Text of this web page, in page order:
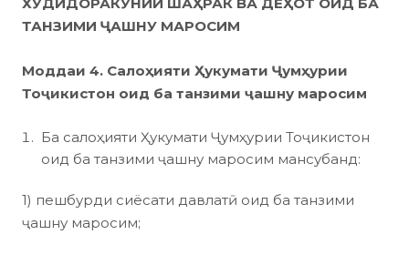
ТАНЗИМИ ҶАШНУ МАРОСИМ
Моддаи 4. Салоҳияти Ҳукумати Ҷумҳурии
Тоҷикистон оид ба танзими ҷашну маросим
Ба салоҳияти Ҳукумати Ҷумҳурии Тоҷикистон
оид ба танзими ҷашну маросим мансубанд:
1) пешбурди сиёсати давлатӣ оид ба танзими
ҷашну маросим;